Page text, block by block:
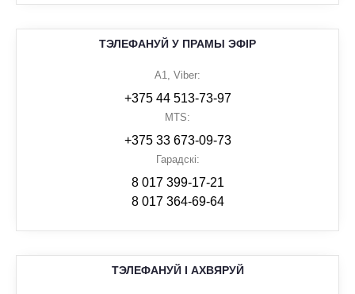
ТЭЛЕФАНУЙ У ПРАМЫ ЭФІР
A1, Viber:
+375 44 513-73-97
MTS:
+375 33 673-09-73
Гарадскі:
8 017 399-17-21
8 017 364-69-64
ТЭЛЕФАНУЙ І АХВЯРУЙ